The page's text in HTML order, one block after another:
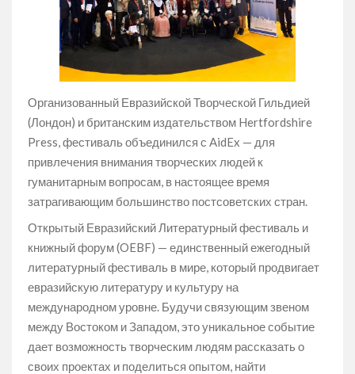
Организованный Евразийской Творческой Гильдией
(Лондон) и британским издательством Hertfordshire
Press, фестиваль объединился с AidEx — для
привлечения внимания творческих людей к
гуманитарным вопросам, в настоящее время
затрагивающим большинство постсоветских стран.
Открытый Евразийский Литературный фестиваль и
книжный форум (OEBF) — единственный ежегодный
литературный фестиваль в мире, который продвигает
евразийскую литературу и культуру на
международном уровне. Будучи связующим звеном
между Востоком и Западом, это уникальное событие
дает возможность творческим людям рассказать о
своих проектах и поделиться опытом, найти